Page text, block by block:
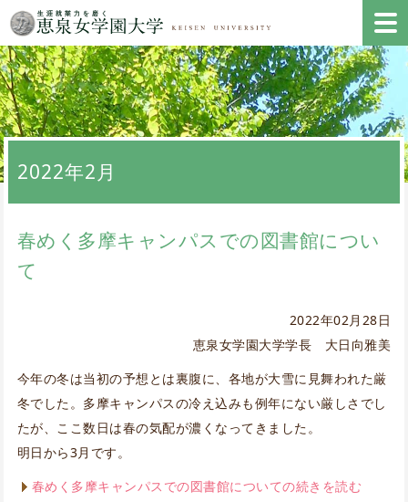
2022年2月
春めく多摩キャンパスでの図書館につい
て
2022年02月28日
恵泉女学園大学学長 大日向雅美
今年の冬は当初の予想とは裏腹に、各地が大雪に見舞われた厳
冬でした。多摩キャンパスの冷え込みも例年にない厳しさでし
たが、ここ数日は春の気配が濃くなってきました。
明日から3月です。
春めく多摩キャンパスでの図書館についての続きを読む